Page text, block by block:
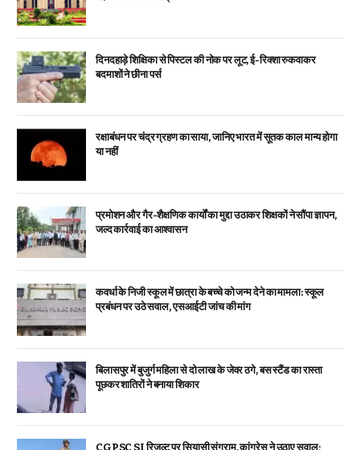
दिनदहाड़े शिक्षिका से पिस्टल की नोक पर लूट, ई-रिक्शा रुकवाकर
बदमाशों ने छीना पर्स
रक्षाबंधन पर चंद्र ग्रहण का साया, जानिए भारत में सूतक काल मान्य होगा
या नहीं
प्रमोशन और गैर-शैक्षणिक कार्यों का मुद्दा उठाकर शिक्षकों ने सौंपा ज्ञापन,
जल्द कार्रवाई का आश्वासन
कवर्धा के निजी स्कूल में छात्रा के बच्चे को जन्म देने का मामला: स्कूल
प्रबंधन पर उठे सवाल, एसआईटी जांच की मांग
बिलासपुर में बुजुर्ग महिला से दो लाख के जेवर ठगे, बस स्टैंड का रास्ता
पूछकर शातिरों ने बनाया शिकार
CGPSC SI रिजल्ट पर सियासी संग्राम, कांग्रेस ने उठाए सवाल;